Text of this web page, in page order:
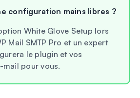
configuration mains libres ?
White Glove Setup lors
Mail SMTP Pro et un expert
le plugin et vos
pour vous.